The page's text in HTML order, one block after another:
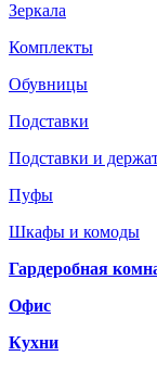
Зеркала
Комплекты
Обувницы
Подставки
Подставки и
Пуфы
Шкафы и комоды
Гардеробная
Офис
Кухни